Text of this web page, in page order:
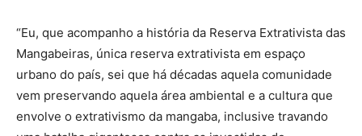
“Eu, que acompanho a história da Reserva Extrativista das
Mangabeiras, única reserva extrativista em espaço
urbano do país, sei que há décadas aquela comunidade
vem preservando aquela área ambiental e a cultura que
envolve o extrativismo da mangaba, inclusive travando